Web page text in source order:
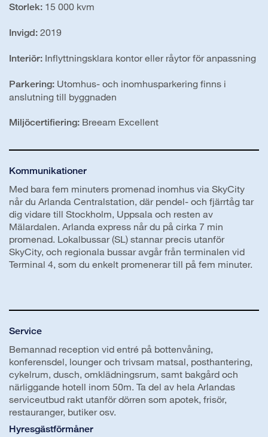
Storlek: 15 000 kvm
Invigd: 2019
Interiör: Inflyttningsklara kontor eller råytor för anpassning
Parkering: Utomhus- och inomhusparkering finns i
anslutning till byggnaden
Miljöcertifiering: Breeam Excellent
Kommunikationer
Med bara fem minuters promenad inomhus via SkyCity
når du Arlanda Centralstation, där pendel- och fjärrtåg tar
dig vidare till Stockholm, Uppsala och resten av
Mälardalen. Arlanda express når du på cirka 7 min
promenad. Lokalbussar (SL) stannar precis utanför
SkyCity, och regionala bussar avgår från terminalen vid
Terminal 4, som du enkelt promenerar till på fem minuter.
Service
Bemannad reception vid entré på bottenvåning,
konferensdel, lounger och trivsam matsal, posthantering,
cykelrum, dusch, omklädningsrum, samt bakgård och
närliggande hotell inom 50m. Ta del av hela Arlandas
serviceutbud rakt utanför dörren som apotek, frisör,
restauranger, butiker osv.
Hyresgästförmåner